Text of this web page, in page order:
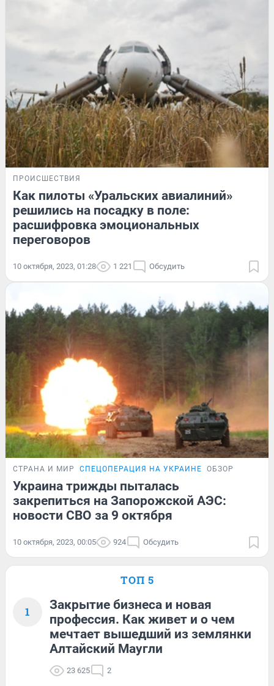
ПРОИСШЕСТВИЯ
Как пилоты «Уральских авиалиний»
решились на посадку в поле:
расшифровка эмоциональных
переговоров
10 октября, 2023, 01:28 1 221 Обсудить
СТРАНА И МИР СПЕЦОПЕРАЦИЯ НА УКРАИНЕ ОБЗОР
Украина трижды пыталась
закрепиться на Запорожской АЭС:
новости СВО за 9 октября
10 октября, 2023, 00:05 924 Обсудить
ТОП 5
1
Закрытие бизнеса и новая
профессия. Как живет и о чем
мечтает вышедший из землянки
Алтайский Маугли
23 625 2